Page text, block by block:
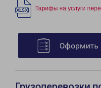
Тарифы на услуги
Оформить